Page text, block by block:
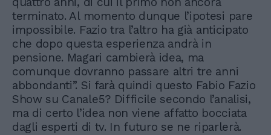
terminato. Al momento dunque l’ipotesi pare
impossibile. Fazio tra l’altro ha già anticipato
che dopo questa esperienza andrà in
pensione. Magari cambierà idea, ma
comunque dovranno passare altri tre anni
abbondanti”. Si farà quindi questo Fabio Fazio
Show su Canale5? Difficile secondo l’analisi,
ma di certo l’idea non viene affatto bocciata
dagli esperti di tv. In futuro se ne riparlerà.